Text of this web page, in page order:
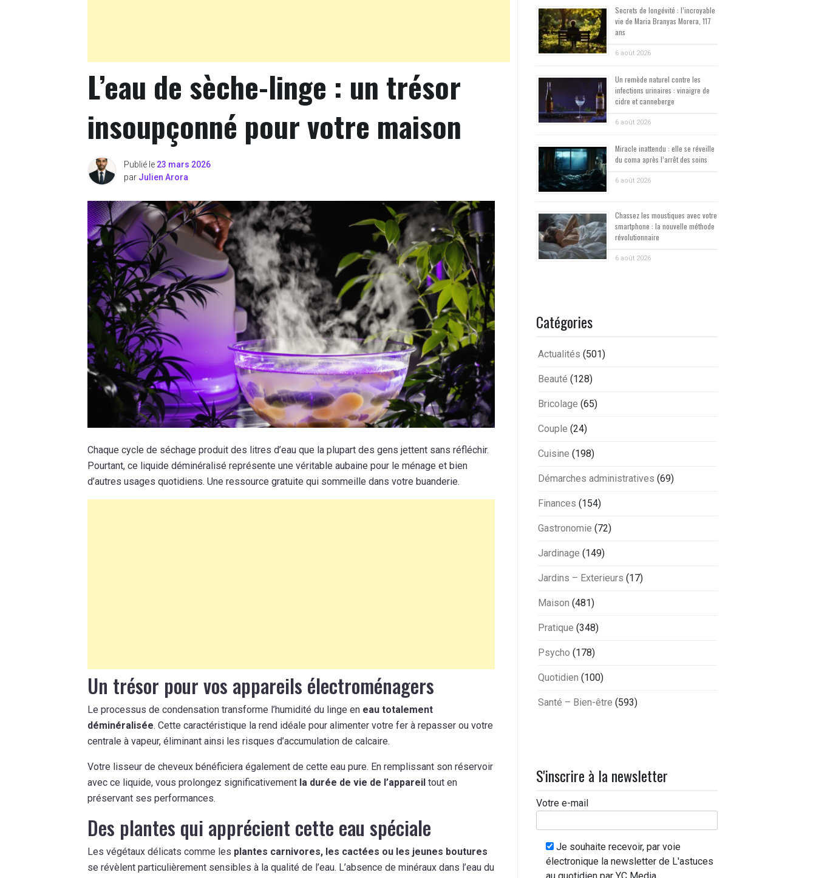
L’eau de sèche-linge : un trésor
insoupçonné pour votre maison
Publié le 23 mars 2026
par Julien Arora
Chaque cycle de séchage produit des litres d’eau que la plupart des gens jettent sans réfléchir.
Pourtant, ce liquide déminéralisé représente une véritable aubaine pour le ménage et bien
d’autres usages quotidiens. Une ressource gratuite qui sommeille dans votre buanderie.
Un trésor pour vos appareils électroménagers
Le processus de condensation transforme l’humidité du linge en eau totalement
déminéralisée. Cette caractéristique la rend idéale pour alimenter votre fer à repasser ou votre
centrale à vapeur, éliminant ainsi les risques d’accumulation de calcaire.
Votre lisseur de cheveux bénéficiera également de cette eau pure. En remplissant son réservoir
avec ce liquide, vous prolongez significativement la durée de vie de l’appareil tout en
préservant ses performances.
Des plantes qui apprécient cette eau spéciale
Les végétaux délicats comme les plantes carnivores, les cactées ou les jeunes boutures
se révèlent particulièrement sensibles à la qualité de l’eau. L’absence de minéraux dans l’eau du
Secrets de longévité : l’incroyable
vie de Maria Branyas Morera, 117
ans
6 août 2026
Un remède naturel contre les
infections urinaires : vinaigre de
cidre et canneberge
6 août 2026
Miracle inattendu : elle se réveille
du coma après l’arrêt des soins
6 août 2026
Chassez les moustiques avec votre
smartphone : la nouvelle méthode
révolutionnaire
6 août 2026
Catégories
Actualités (501)
Beauté (128)
Bricolage (65)
Couple (24)
Cuisine (198)
Démarches administratives (69)
Finances (154)
Gastronomie (72)
Jardinage (149)
Jardins – Exterieurs (17)
Maison (481)
Pratique (348)
Psycho (178)
Quotidien (100)
Santé – Bien-être (593)
S'inscrire à la newsletter
Votre e-mail
Je souhaite recevoir, par voie
électronique la newsletter de L'astuces